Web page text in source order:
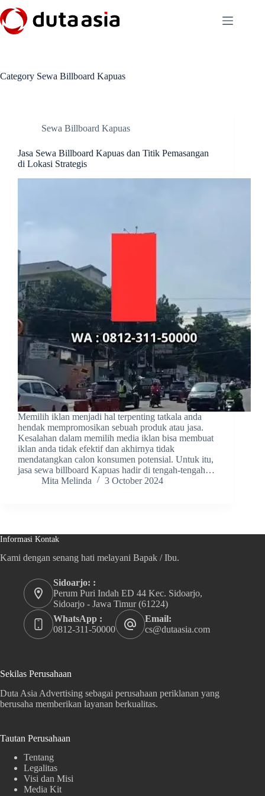
to
content
Category Sewa Billboard Kapuas
Sewa Billboard Kapuas
Jasa Sewa Billboard Kapuas dan Titik Pemasangan
di Lokasi Strategis
Memilih iklan menjadi hal terpenting tatkala anda
hendak mempromosikan sebuah produk atau jasa.
Kesalahan dalam memilih media iklan bisa membuat
iklan anda tidak efektif dan akhirnya tidak
mendatangkan calon konsumen potensial. Untuk itu,
jasa sewa billboard Kapuas hadir di tengah-tengah…
Mita Melinda
3 October 2024
Informasi Kontak
Kami dengan senang hati melayani Bapak / Ibu.
Sidoarjo: :
Perum Puri Indah ED 44 Kec. Sidoarjo,
Sidoarjo - Jawa Timur (61224)
WhatsApp :
0812-311-50000
Email:
cs@dutaasia.com
Sekilas Perusahaan
Duta Asia Advertising sebagai perusahaan periklanan yang
berusaha memberikan layanan berkualitas.
Tautan Perusahaan
Tentang
Legalitas
Visi dan Misi
Media Kit